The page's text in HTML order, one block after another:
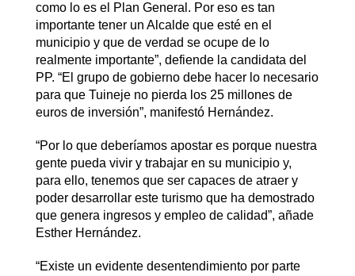
como lo es el Plan General. Por eso es tan
importante tener un Alcalde que esté en el
municipio y que de verdad se ocupe de lo
realmente importante”, defiende la candidata del
PP. “El grupo de gobierno debe hacer lo necesario
para que Tuineje no pierda los 25 millones de
euros de inversión”, manifestó Hernández.
“Por lo que deberíamos apostar es porque nuestra
gente pueda vivir y trabajar en su municipio y,
para ello, tenemos que ser capaces de atraer y
poder desarrollar este turismo que ha demostrado
que genera ingresos y empleo de calidad”, añade
Esther Hernández.
“Existe un evidente desentendimiento por parte